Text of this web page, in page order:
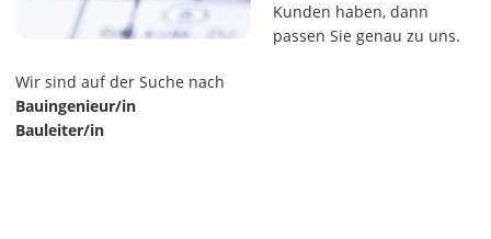
Kunden haben, dann
passen Sie genau zu uns.
Wir sind auf der Suche nach
Bauingenieur/in
Bauleiter/in